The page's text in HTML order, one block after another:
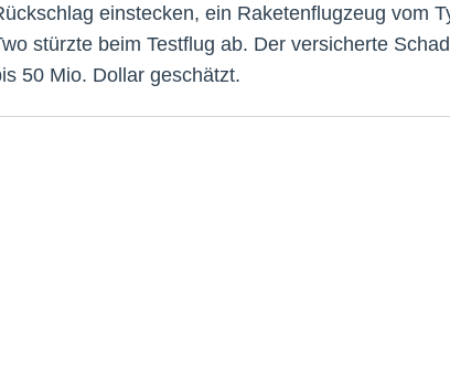
einstecken, ein Raketenflugzeug vom
stürzte beim Testflug ab. Der versicherte
50 Mio. Dollar geschätzt.